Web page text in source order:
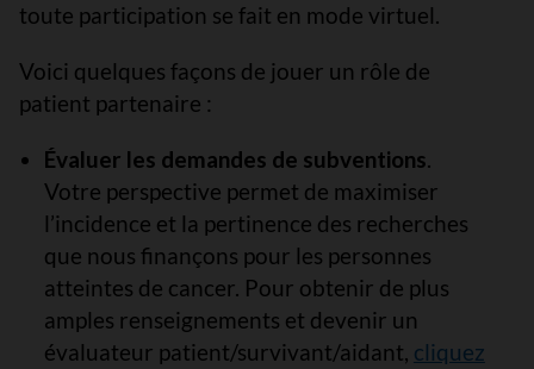
toute participation se fait en mode virtuel.
Voici quelques façons de jouer un rôle de
patient partenaire :
Évaluer les demandes de subventions.
Votre perspective permet de maximiser
l’incidence et la pertinence des recherches
que nous finançons pour les personnes
atteintes de cancer. Pour obtenir de plus
amples renseignements et devenir un
évaluateur patient/survivant/aidant, cliquez